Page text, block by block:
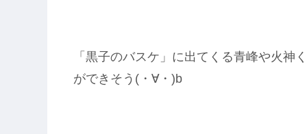
「黒子のバスケ」に出てくる青峰や火神
ができそう(・∀・)b